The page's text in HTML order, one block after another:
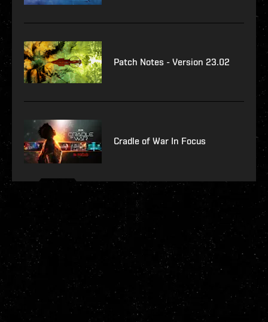
Patch Notes - Version 23.02
Cradle of War In Focus